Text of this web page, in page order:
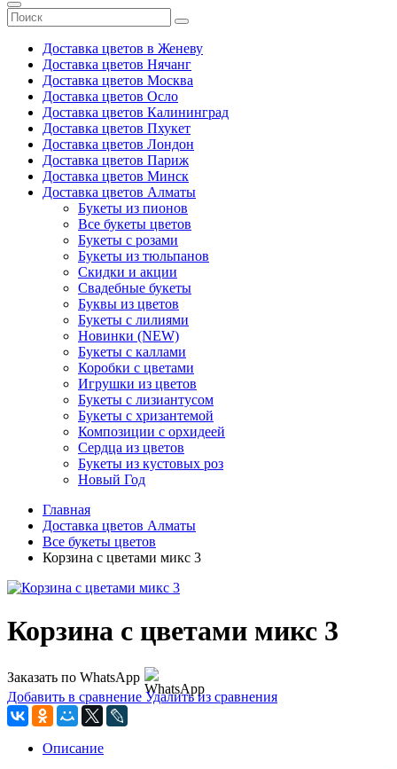
Доставка цветов в Женеву
Доставка цветов Нячанг
Доставка цветов Москва
Доставка цветов Осло
Доставка цветов Калининград
Доставка цветов Пхукет
Доставка цветов Лондон
Доставка цветов Париж
Доставка цветов Минск
Доставка цветов Алматы
Букеты из пионов
Все букеты цветов
Букеты с розами
Букеты из тюльпанов
Скидки и акции
Свадебные букеты
Буквы из цветов
Букеты с лилиями
Новинки (NEW)
Букеты с каллами
Коробки с цветами
Игрушки из цветов
Букеты с лизиантусом
Букеты с хризантемой
Композиции с орхидеей
Сердца из цветов
Букеты из кустовых роз
Новый Год
Главная
Доставка цветов Алматы
Все букеты цветов
Корзина с цветами микс 3
Корзина с цветами микс 3
Заказать по WhatsApp
Добавить в сравнение Удалить из сравнения
Описание